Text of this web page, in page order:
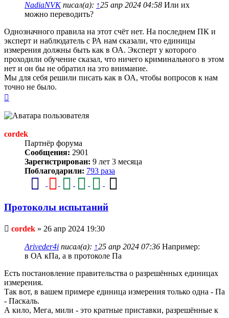
NadiaNVKписал(а): ↑25 апр 2024 04:58 Или их
можно переводить?
Однозначного правила на этот счёт нет. На последнем ПК и
эксперт и наблюдатель с РА нам сказали, что единицы
измерения должны быть как в ОА. Эксперт у которого
проходили обучение сказал, что ничего криминального в этом
нет и он бы не обратил на это внимание.
Мы для себя решили писать как в ОА, чтобы вопросов к нам
точно не было.
началу
cordek
Партнёр форума
Сообщения: 2901
Зарегистрирован: 9 лет 3 месяца
Поблагодарили: 793 раза
Протоколы испытаний
Непрочитанное
cordek » 26 апр 2024 19:30
Ariveder4i писал(а): ↑25 апр 2024 07:36 Например:
в ОА кПа, а в протоколе Па
Есть постановление правительства о разрешённых единицах
измерения.
Так вот, в вашем примере единица измерения только одна - Па
- Паскаль.
А кило, Мега, мили - это кратные приставки, разрешённые к